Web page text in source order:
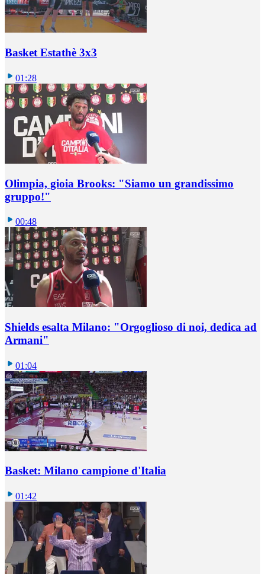
Basket Estathè 3x3
01:28
Olimpia, gioia Brooks: "Siamo un grandissimo
gruppo!"
00:48
Shields esalta Milano: "Orgoglioso di noi, dedica ad
Armani"
01:04
Basket: Milano campione d'Italia
01:42